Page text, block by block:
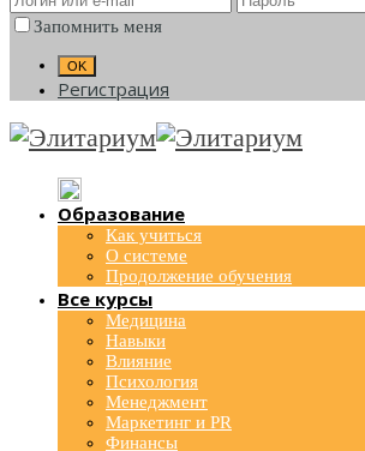
Запомнить меня
Регистрация
Образование
Как учиться
О системе
Продолжение обучения
Все курсы
Медицина
Навыки
Влияние
Психология
Менеджмент
Маркетинг и PR
Финансы